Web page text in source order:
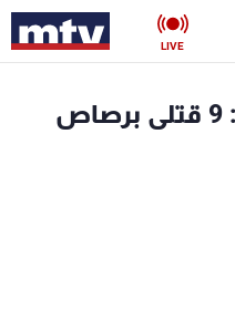
LIVE
لجان التنسيق المحلية: 9 قتلى برصاص